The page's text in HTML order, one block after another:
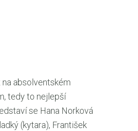
absolventském
tedy to nejlepší
se Hana Norková
(kytara), František